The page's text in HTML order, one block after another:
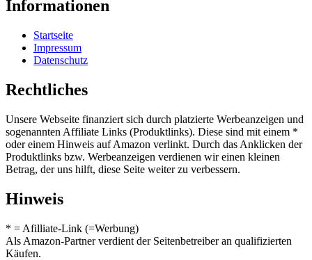
Informationen
Startseite
Impressum
Datenschutz
Rechtliches
Unsere Webseite finanziert sich durch platzierte Werbeanzeigen und
sogenannten Affiliate Links (Produktlinks). Diese sind mit einem *
oder einem Hinweis auf Amazon verlinkt. Durch das Anklicken der
Produktlinks bzw. Werbeanzeigen verdienen wir einen kleinen
Betrag, der uns hilft, diese Seite weiter zu verbessern.
Hinweis
* = Afilliate-Link (=Werbung)
Als Amazon-Partner verdient der Seitenbetreiber an qualifizierten
Käufen.